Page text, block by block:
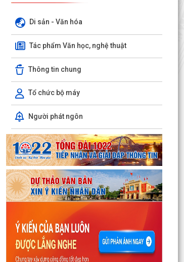
Di sản - Văn hóa
Tác phẩm Văn học, nghệ thuật
Thông tin chung
Tổ chức bộ máy
Người phát ngôn
ỦY BAN NHÂN DÂN XÃ NGUYỄN BỈNH KHIÊM
TUYÊN TRUYỀN, HƯỚNG DẪN NGƯỜI DÂN
CHUYỂN ĐỔI THIẾT BỊ, SIM...
KẾ HOẠCH Triển khai tuyển chọn thực tập sinh
nữ đi thực tập kỹ thuật tại Nhật Bản Đợt II năm
2026
Kỷ niệm 79 năm Ngày Thương binh - Liệt sĩ (27-
7-1947 – 27-7-2026)
KHẢO SÁT, THĂM DÒ Ý KIẾN SAU 01 NĂM THỰC
HIỆN MÔ HÌNH CHÍNH QUYỀN ĐỊA PHƯƠNG 02
CẤP